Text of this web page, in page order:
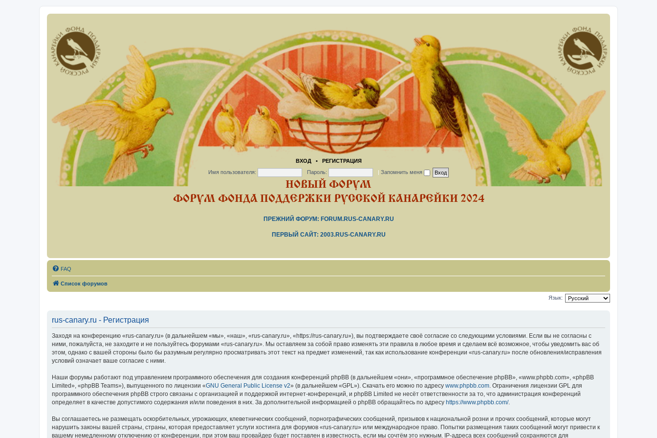
ВХОД• РЕГИСТРАЦИЯ
Имя пользователя:
Пароль: | Запомнить меня
НОВЫЙ ФОРУМ
ФОРУМ ФОНДА ПОДДЕРЖКИ РУССКОЙ КАНАРЕЙКИ 2024
ПРЕЖНИЙ ФОРУМ: FORUM.RUS-CANARY.RU
ПЕРВЫЙ САЙТ: 2003.RUS-CANARY.RU
FAQ
Список форумов
Язык:
rus-canary.ru - Регистрация
Заходя на конференцию «rus-canary.ru» (в дальнейшем «мы», «наш», «rus-canary.ru», «https://rus-canary.ru»), вы подтверждаете своё согласие со следующими условиями. Если вы не согласны с
ними, пожалуйста, не заходите и не пользуйтесь форумами «rus-canary.ru». Мы оставляем за собой право изменять эти правила в любое время и сделаем всё возможное, чтобы уведомить вас об
этом, однако с вашей стороны было бы разумным регулярно просматривать этот текст на предмет изменений, так как использование конференции «rus-canary.ru» после обновления/исправления
условий означает ваше согласие с ними.
Наши форумы работают под управлением программного обеспечения для создания конференций phpBB (в дальнейшем «они», «программное обеспечение phpBB», «www.phpbb.com», «phpBB
Limited», «phpBB Teams»), выпущенного по лицензии «GNU General Public License v2» (в дальнейшем «GPL»). Скачать его можно по адресу www.phpbb.com. Ограничения лицензии GPL для
программного обеспечения phpBB строго связаны с организацией и поддержкой интернет-конференций, и phpBB Limited не несёт ответственности за то, что администрация конференций
определяет в качестве допустимого содержания и/или поведения в них. За дополнительной информацией о phpBB обращайтесь по адресу https://www.phpbb.com/.
Вы соглашаетесь не размещать оскорбительных, угрожающих, клеветнических сообщений, порнографических сообщений, призывов к национальной розни и прочих сообщений, которые могут
нарушить законы вашей страны, страны, которая предоставляет услуги хостинга для форумов «rus-canary.ru» или международное право. Попытки размещения таких сообщений могут привести к
вашему немедленному отключению от конференции, при этом ваш провайдер будет поставлен в известность, если мы сочтём это нужным. IP-адреса всех сообщений сохраняются для